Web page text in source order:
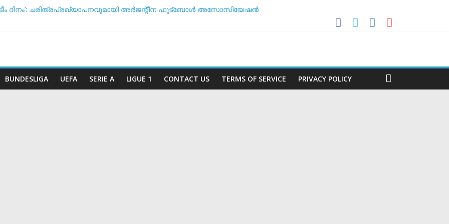
ദിനം’: ചരിത്രപ്രഖ്യാപനവുമായി അർജന്റീന ഫുട്ബോൾ അസോസിയേഷൻ
BUNDESLIGA UEFA SERIE A LIGUE 1 CONTACT US TERMS OF SERVICE PRIVACY POLICY